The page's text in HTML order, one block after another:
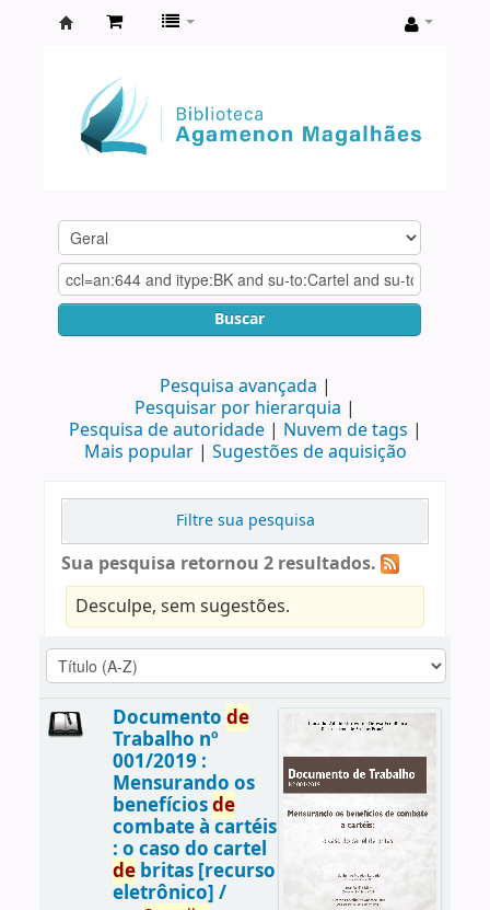
Agamenon
Magalhães
Buscar
Pesquisa avançada
Pesquisar por hierarquia
Pesquisa de autoridade
Nuvem de tags
Mais popular
Sugestões de aquisição
Filtre sua pesquisa
Sua pesquisa retornou 2 resultados.
Desculpe, sem sugestões.
Documento de
Trabalho nº
001/2019 :
Mensurando os
benefíciosde
combate à cartéis
: o caso do cartel
debritas [recurso
eletrônico] /